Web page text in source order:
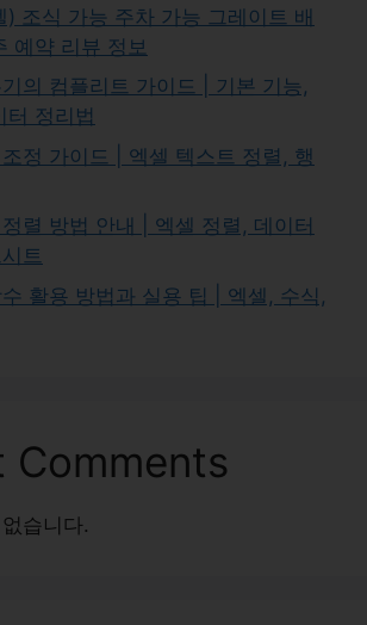
) 조식 가능 주차 가능 그레이트 배
예약 리뷰 정보
의 컴플리트 가이드 | 기본 기능,
터 정리법
정 가이드 | 엑셀 텍스트 정렬, 행
렬 방법 안내 | 엑셀 정렬, 데이터
트
활용 방법과 실용 팁 | 엑셀, 수식,
Comments
습니다.